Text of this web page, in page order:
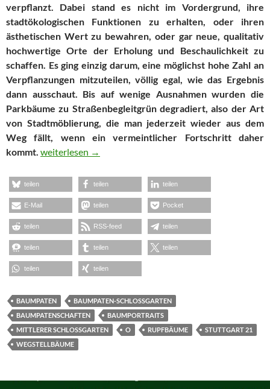
verpflanzt. Dabei stand es nicht im Vordergrund, ihre
stadtökologischen Funktionen zu erhalten, oder ihren
ästhetischen Wert zu bewahren, oder gar neue, qualitativ
hochwertige Orte der Erholung und Beschaulichkeit zu
schaffen. Es ging einzig darum, eine möglichst hohe Zahl an
Verpflanzungen mitzuteilen, völlig egal, wie das Ergebnis
dann ausschaut. Bis auf wenige Ausnahmen wurden die
Parkbäume zu Straßenbegleitgrün degradiert, also der Art
von Stadtmöblierung, die man jederzeit wieder aus dem
Weg fällt, wenn ein vermeintlicher Fortschritt daher
kommt. Aus den Augen, aus dem Sinn?
weiterlesen →
teilen teilen teilen
E-Mail teilen Pocket
teilen RSS-feed teilen
teilen teilen teilen
teilen teilen
BAUMPATEN
BAUMPATEN-SCHLOSSGARTEN
BAUMPATENSCHAFTEN
BAUMPORTRAITS
MITTLERER SCHLOSSGARTEN
O RUPFBÄUME
STUTTGART 21
WEGSTELLBÄUME